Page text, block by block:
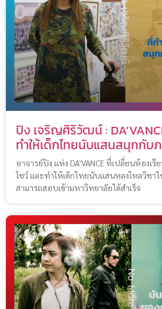
ปิง เจริญศิริวัฒน์ :
ทำให้เด็กไทยนับแสนสนุกกับ
อาจารย์ปิง แห่ง DA’VANCE ที่เปลี่ยนห้องเ
โชว์ และทำให้เด็กไทยนับแสนหลงใหลวิชา
สามารถสอบเข้ามหาวิทยาลัยได้สำเร็จ